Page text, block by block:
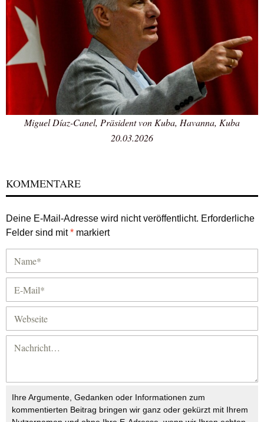
Miguel Díaz-Canel, Präsident von Kuba, Havanna, Kuba
20.03.2026
KOMMENTARE
Deine E-Mail-Adresse wird nicht veröffentlicht. Erforderliche
Felder sind mit* markiert
Ihre Argumente, Gedanken oder Informationen zum
kommentierten Beitrag bringen wir ganz oder gekürzt mit Ihrem